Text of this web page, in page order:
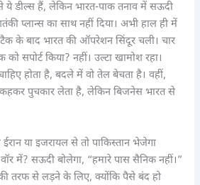
डील्स हैं, लेकिन भारत-पाक तनाव में सऊदी
प्लान्स का साथ नहीं दिया। अभी हाल ही में
के बाद भारत की ऑपरेशन सिंदूर चली। चार
सपोर्ट किया? नहीं। उल्टा खामोश रहा।
होता है, बदले में वो तेल बेचता है। वहीं,
कहकर पुचकार लेता है, लेकिन बिजनेस भारत से
या इजरायल से तो पाकिस्तान भेजेगा
में? सऊदी बोलेगा, “हमारे पास सैनिक नहीं।”
तरफ से लड़ने के लिए, क्योंकि पैसे बंद हो